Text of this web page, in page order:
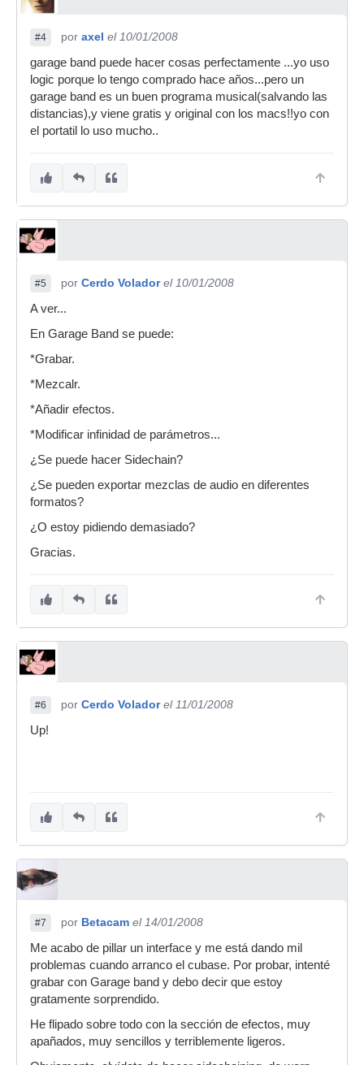
#4 por axel el 10/01/2008
garage band puede hacer cosas perfectamente ...yo uso
logic porque lo tengo comprado hace años...pero un
garage band es un buen programa musical(salvando las
distancias),y viene gratis y original con los macs!!yo con
el portatil lo uso mucho..
#5 por Cerdo Volador el 10/01/2008
A ver...
En Garage Band se puede:
*Grabar.
*Mezcalr.
*Añadir efectos.
*Modificar infinidad de parámetros...
¿Se puede hacer Sidechain?
¿Se pueden exportar mezclas de audio en diferentes
formatos?
¿O estoy pidiendo demasiado?
Gracias.
#6 por Cerdo Volador el 11/01/2008
Up!
#7 por Betacam el 14/01/2008
Me acabo de pillar un interface y me está dando mil
problemas cuando arranco el cubase. Por probar, intenté
grabar con Garage band y debo decir que estoy
gratamente sorprendido.
He flipado sobre todo con la sección de efectos, muy
apañados, muy sencillos y terriblemente ligeros.